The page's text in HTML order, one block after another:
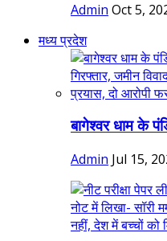
Admin Oct 5,
मध्य प्रदेश
बागेश्वर धाम के
Admin Jul 15,